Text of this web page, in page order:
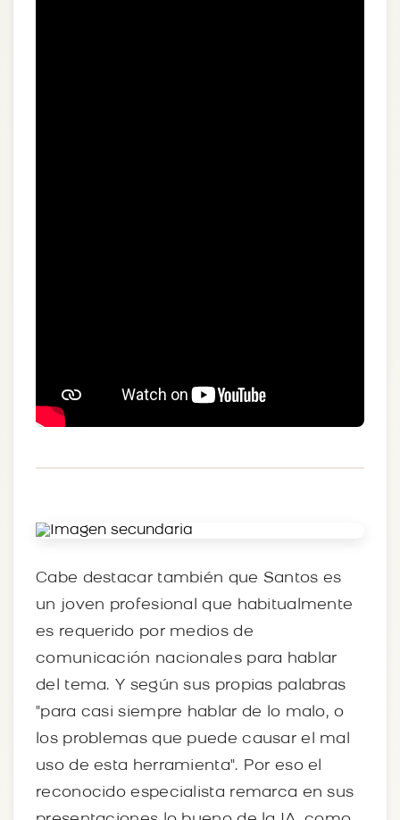
Cabe destacar también que Santos es
un joven profesional que habitualmente
es requerido por medios de
comunicación nacionales para hablar
del tema. Y según sus propias palabras
"para casi siempre hablar de lo malo, o
los problemas que puede causar el mal
uso de esta herramienta". Por eso el
reconocido especialista remarca en sus